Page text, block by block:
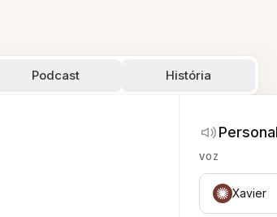
Podcast História
VOZ
Xavier